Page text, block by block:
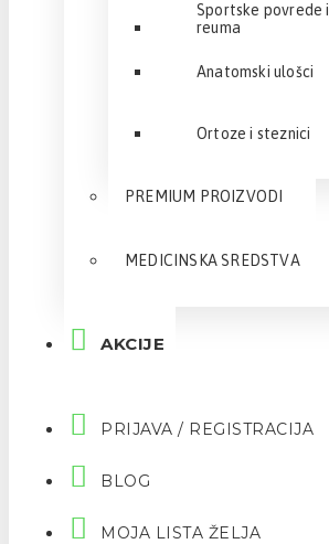
Sportske povrede i
reuma
Anatomski ulošci
Ortoze i steznici
PREMIUM PROIZVODI
MEDICINSKA SREDSTVA
AKCIJE
PRIJAVA / REGISTRACIJA
BLOG
MOJA LISTA ŽELJA